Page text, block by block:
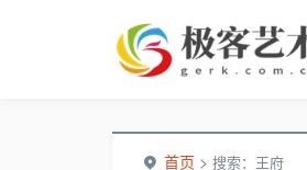
首页 >搜索：王府